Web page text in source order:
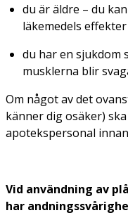
du är äldre – du
läkemedels effekter
du har en sjukdom
musklerna blir
Om något av det
känner dig osäker)
apotekspersonal
Vid användning av
har